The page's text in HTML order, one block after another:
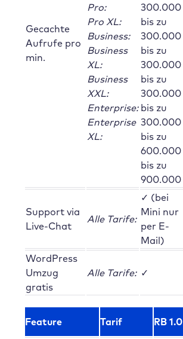
Gecachte
Aufrufe pro
min.
Pro:
Pro XL:
Business:
Business
XL:
Business
XXL:
Enterprise:
Enterprise
XL:
300.000
bis zu
300.000
bis zu
300.000
bis zu
300.000
bis zu
300.000
bis zu
600.000
bis zu
900.000
Support via
Live-Chat
Alle Tarife:
✓ (bei
Mini nur
per E-
Mail)
WordPress
Umzug
gratis
Alle Tarife: ✓
Feature Tarif RB 1.0